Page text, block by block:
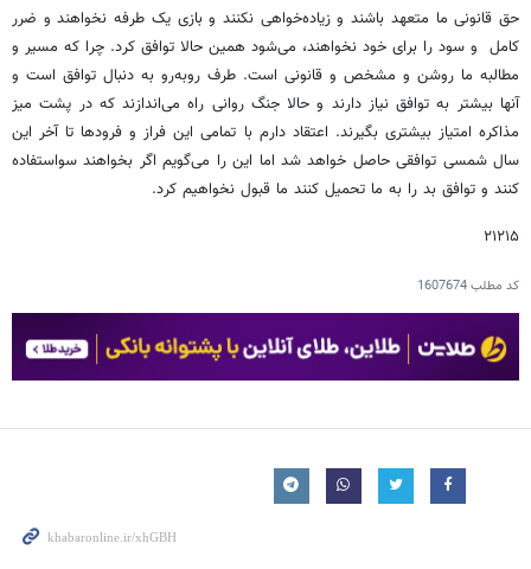
حق قانونی ما متعهد باشند و زیاده‌خواهی نکنند و بازی یک طرفه نخواهند و ضرر
کامل و سود را برای خود نخواهند، می‌شود همین حالا توافق کرد. چرا که مسیر و
مطالبه ما روشن و مشخص و قانونی است. طرف روبه‌رو به دنبال توافق است و
آنها بیشتر به توافق نیاز دارند و حالا جنگ روانی راه می‌اندازند که در پشت میز
مذاکره امتیاز بیشتری بگیرند. اعتقاد دارم با تمامی این فراز و فرودها تا آخر این
سال شمسی توافقی حاصل خواهد شد اما این را می‌گویم اگر بخواهند سواستفاده
کنند و توافق بد را به ما تحمیل کنند ما قبول نخواهیم کرد.
۲۱۲۱۵
کد مطلب1607674